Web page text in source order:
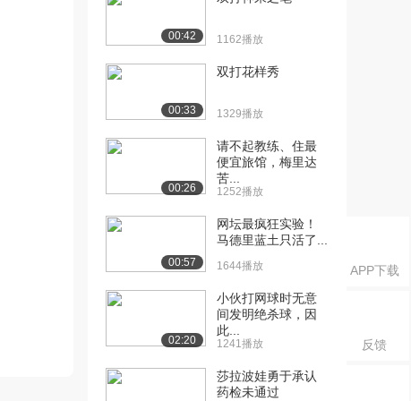
APP下载
反馈
00:42 1162播放
00:33
双打花样秀
1329播放
00:26
请不起教练、住最
便宜旅馆，梅里达
苦...
1252播放
00:57
网坛最疯狂实验！
马德里蓝土只活了...
1644播放
02:20
小伙打网球时无意
间发明绝杀球，因
此...
1241播放
莎拉波娃勇于承认
药检未通过